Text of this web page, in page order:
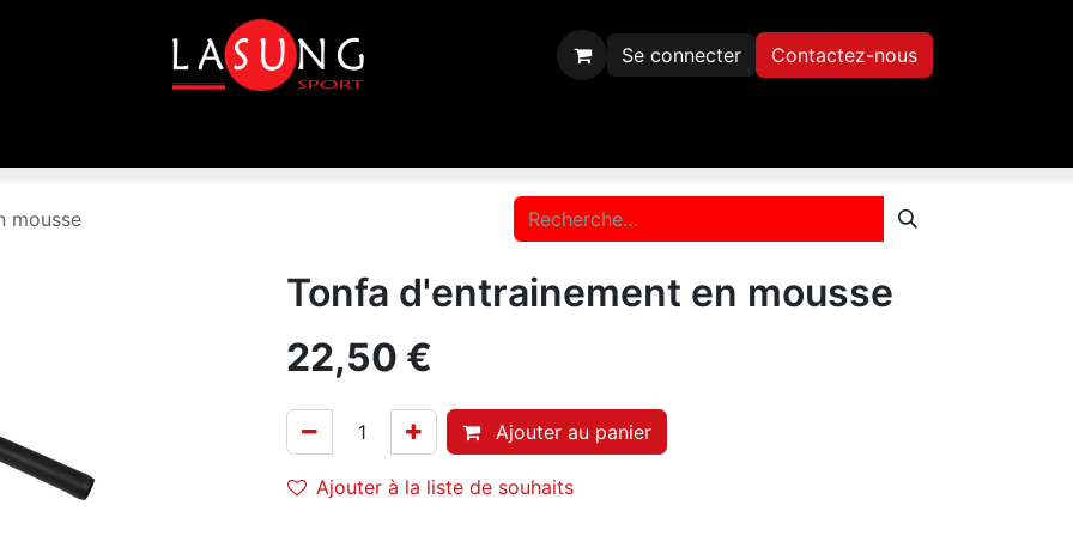
Se connecter Contactez-nous
mousse
Tonfa d'entrainement en mousse
22,50 €
Ajouter au panier
Ajouter à la liste de souhaits